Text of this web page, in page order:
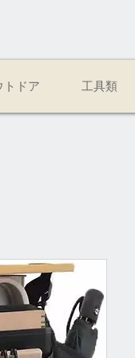
トドア 工具類